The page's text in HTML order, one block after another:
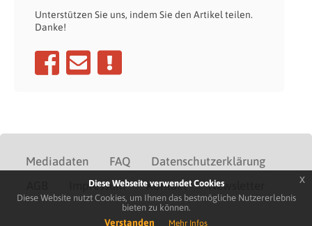
Unterstützen Sie uns, indem Sie den Artikel teilen.
Danke!
Mediadaten FAQ
Datenschutzerklärung
Impressum Kontakt Newsletter
Diese Webseite verwendet Cookies
Diese Website nutzt Cookies, um Ihnen das bestmögliche Nutzererlebnis
bieten zu können.
Verstanden Mehr Infos
x